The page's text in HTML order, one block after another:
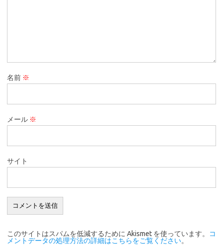
名前 ※
メール ※
サイト
このサイトはスパムを低減するために Akismet を使っています。
コ
メントデータの処理方法の詳細はこちらをご覧ください。